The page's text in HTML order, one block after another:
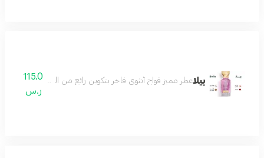
بيلاعطر مميز فواح أنثوي فاخر بتكوين رائع من الورد
115.0
ر.س